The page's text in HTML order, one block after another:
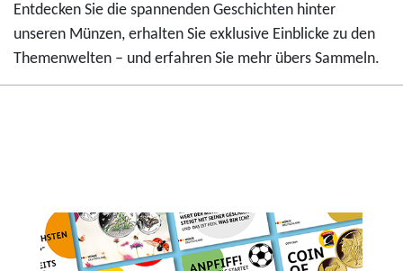
Entdecken Sie die spannenden Geschichten hinter
unseren Münzen, erhalten Sie exklusive Einblicke zu den
Themenwelten – und erfahren Sie mehr übers Sammeln.